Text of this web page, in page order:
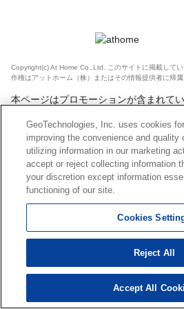
Copyright(c) At Home Co.,Ltd. このサイトに掲載して
作権はアットホーム（株）またはその情報提供者に帰属
本ページはプロモーションが含まれてい
GeoTechnologies, Inc. uses cookies
improving the convenience and quality
utilizing information in our marketing
accept or reject collecting information
your discretion except information
functioning of our site.
Cookies
Reject All
Accept All